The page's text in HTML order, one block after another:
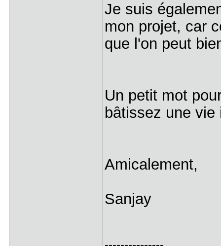
Je suis
mon projet, car
que l'on peut
Un petit mot
bâtissez une vie
Amicalement,
Sanjay